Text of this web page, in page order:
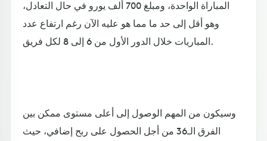
المباراة الواحدة، ومبلغ 700 ألف يورو في حال التعادل،
وهو أقل إلى حد ما مما هو عليه الآن رغم ارتفاع عدد
المباريات خلال الدور الأول من 6 إلى 8 لكل فريق.
وسيكون من المهم الوصول إلى أعلى مستوى ممكن بين
الفرق الـ36 من أجل الحصول على ربح إضافي، حيث